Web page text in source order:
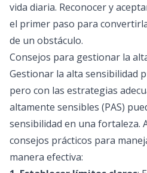
vida diaria. Reconocer y
el primer paso para
de un obstáculo.
Consejos para gestionar la
Gestionar la alta sensibilidad
pero con las estrategias
altamente sensibles (PAS)
sensibilidad en una fortaleza.
consejos prácticos para
manera efectiva: